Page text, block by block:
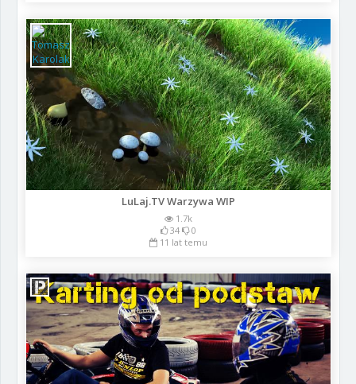
LuLaj.TV Warzywa WIP
1.7k
34
0
11 lat temu